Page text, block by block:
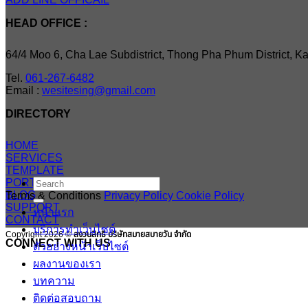
HEAD OFFICE :
64/4 Moo 6, Cha Lae Subdistrict, Thong Pha Phum District,
Tel. 061-267-6482
Email : wesitesing@gmail.com
DIRECTORY
HOME
SERVICES
TEMPLATE
PORTFOLIO
BLOG
SUPPORT
CONTACT
CONNECT WITH US
Copyright 2026 ©สงวนสิทธิ บริษัทสมายสบายวัน จำกัด
Terms & Conditions Privacy Policy Cookie Policy
Search
for:
หน้าแรก
บริการทำเว็บไซต์
ตัวอย่างหน้าเว็บไซต์
ผลงานของเรา
บทความ
ติดต่อสอบถาม